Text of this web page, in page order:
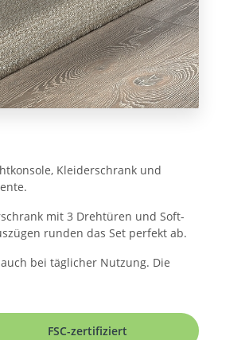
Kleiderschrank und
mit 3 Drehtüren und Soft-
runden das Set perfekt ab.
bei täglicher Nutzung. Die
FSC-zertifiziert